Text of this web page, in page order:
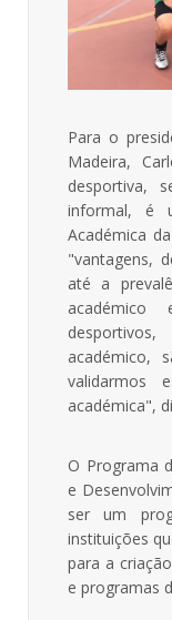
Para o
Madeira,
desportiva,
informal, é
Académica
"vantagens,
até a
académico,
validarmos
académica",
O Programa
e
ser um
instituições
para a
e programas